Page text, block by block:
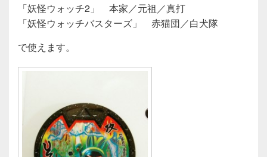
「妖怪ウォッチ2」 本家／元祖／真打
「妖怪ウォッチバスターズ」 赤猫団／白犬隊
で使えます。